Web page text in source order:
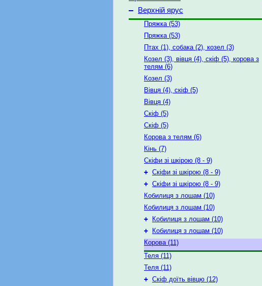
– Верхній ярус
Пряжка (53)
Пряжка (53)
Птах (1), собака (2), козел (3)
Козел (3), вівця (4), скіф (5), корова з
телям (6)
Козел (3)
Вівця (4), скіф (5)
Вівця (4)
Скіф (5)
Скіф (5)
Корова з телям (6)
Кінь (7)
Скіфи зі шкірою (8 - 9)
+ Скіфи зі шкірою (8 - 9)
+ Скіфи зі шкірою (8 - 9)
Кобилиця з лошам (10)
Кобилиця з лошам (10)
+
Кобилиця з лошам (10)
+
Кобилиця з лошам (10)
Корова (11)
Теля (11)
Теля (11)
+ Скіф доїть вівцю (12)